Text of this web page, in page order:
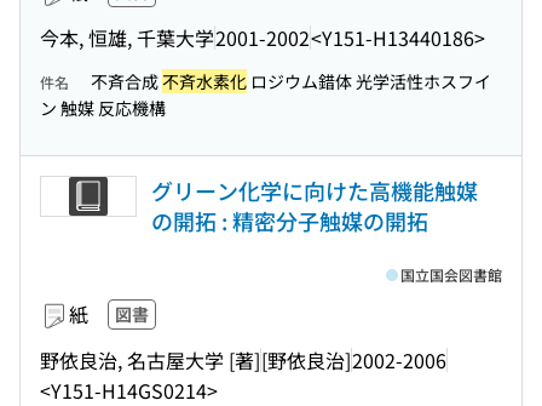
今本, 恒雄, 千葉大学2001-2002<Y151-H13440186>
件名 不斉合成不斉水素化 ロジウム錯体 光学活性ホスフイ
ン 触媒 反応機構
グリーン化学に向けた高機能触媒
の開拓 : 精密分子触媒の開拓
紙 図書
野依良治, 名古屋大学 [著][野依良治]2002-2006
<Y151-H14GS0214>
国立国会図書館